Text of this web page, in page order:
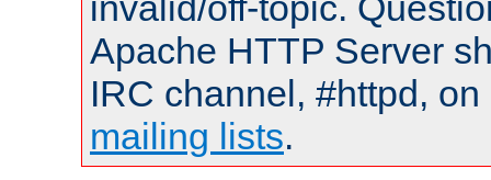
Apache HTTP Server
IRC channel, #httpd,
mailing lists.